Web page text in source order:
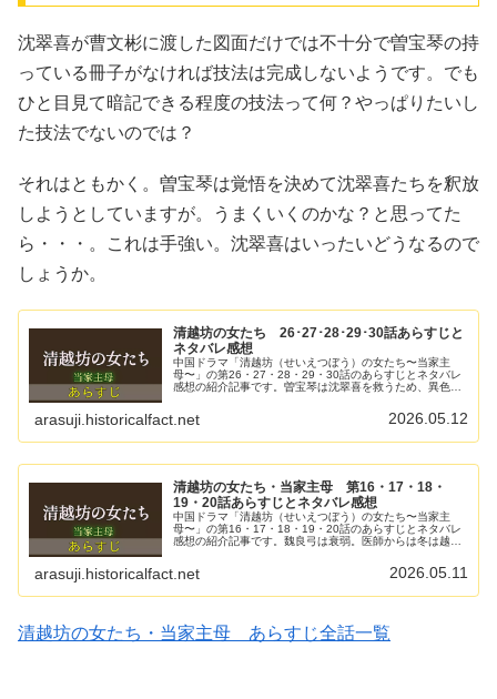
沈翠喜が曹文彬に渡した図面だけでは不十分で曽宝琴の持
っている冊子がなければ技法は完成しないようです。でも
ひと目見て暗記できる程度の技法って何？やっぱりたいし
た技法でないのでは？
それはともかく。曽宝琴は覚悟を決めて沈翠喜たちを釈放
しようとしていますが。うまくいくのかな？と思ってた
ら・・・。これは手強い。沈翠喜はいったいどうなるので
しょうか。
清越坊の女たち 26･27･28･29･30話あらすじと
ネタバレ感想
中国ドラマ「清越坊（せいえつぼう）の女たち〜当家主
母〜」の第26・27・28・29・30話のあらすじとネタバレ
感想の紹介記事です。曽宝琴は沈翠喜を救うため、異色双
arasuji.historicalfact.net 2026.05.12
清越坊の女たち・当家主母 第16・17・18・
19・20話あらすじとネタバレ感想
中国ドラマ「清越坊（せいえつぼう）の女たち〜当家主
母〜」の第16・17・18・19・20話のあらすじとネタバレ
感想の紹介記事です。魏良弓は衰弱。医師からは冬は越せ
arasuji.historicalfact.net 2026.05.11
清越坊の女たち・当家主母 あらすじ全話一覧